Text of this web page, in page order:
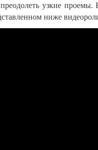
узкие проемы.
ниже